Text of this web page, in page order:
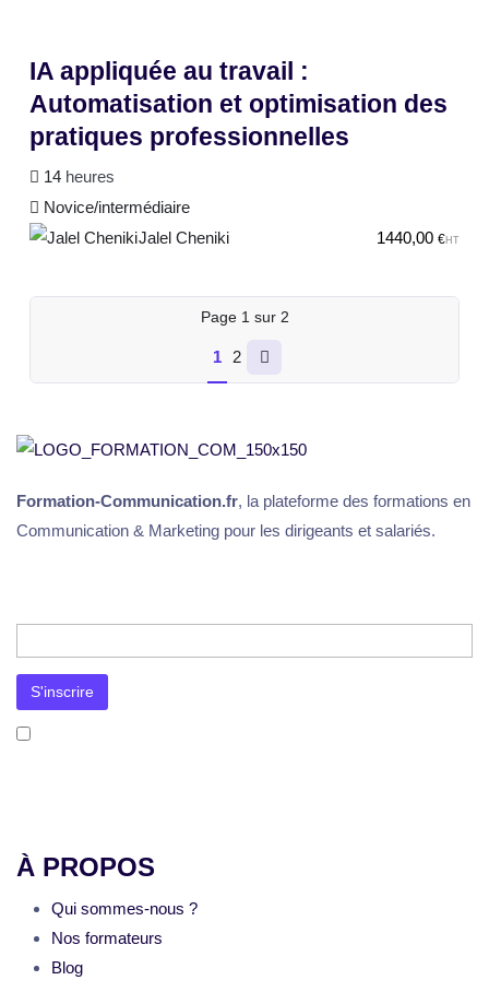
IA appliquée au travail :
Automatisation et optimisation des
pratiques professionnelles
14 heures
Novice/intermédiaire
Jalel Cheniki
1440,00 €HT
Page 1 sur 2
1 2
Formation-Communication.fr, la plateforme des formations en
Communication & Marketing pour les dirigeants et salariés.
À PROPOS
Qui sommes-nous ?
Nos formateurs
Blog